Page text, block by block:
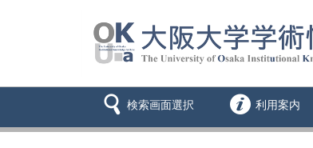
検索画面選択 利用案内